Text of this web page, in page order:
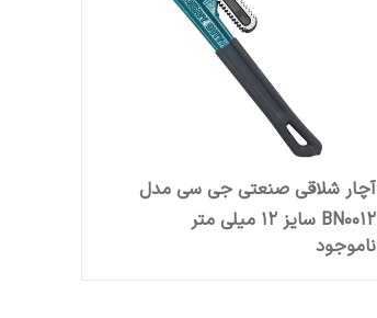
آچار شلاقی صنعتی جی سی مدل
BN0012 سایز 12 میلی متر
ناموجود